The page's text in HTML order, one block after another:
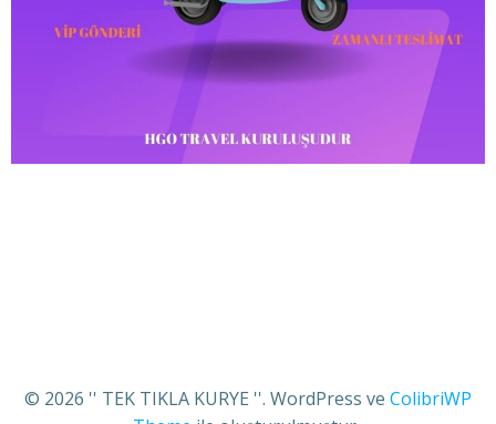
© 2026 '' TEK TIKLA KURYE ''. WordPress ve ColibriWP